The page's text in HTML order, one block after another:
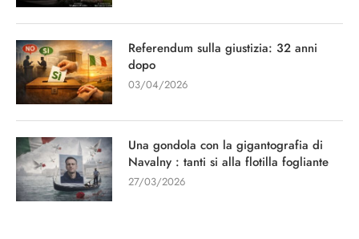
Referendum sulla giustizia: 32 anni
dopo
03/04/2026
Una gondola con la gigantografia di
Navalny : tanti si alla flotilla fogliante
27/03/2026